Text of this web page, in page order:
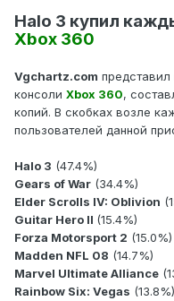
Halo 3 купил
Xbox 360
Vgchartz.com представил
консоли Xbox 360,
копий. В скобках возле
пользователей данной
Halo 3 (47.4%)
Gears of War (34.4%)
Elder Scrolls IV: Oblivion
Guitar Hero II (15.4%)
Forza Motorsport 2 (15.0%)
Madden NFL 08 (14.7%)
Marvel Ultimate Alliance
Rainbow Six: Vegas (13.8%)